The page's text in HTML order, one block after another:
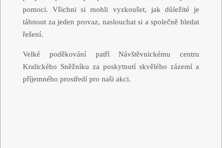
pomoci. Všichni si mohli vyzkoušet, jak důležité je
táhnout za jeden provaz, naslouchat si a společně hledat
řešení.
Velké poděkování patří Návštěvnickému centru
Kralického Sněžníku za poskytnutí skvělého zázemí a
příjemného prostředí pro naši akci.